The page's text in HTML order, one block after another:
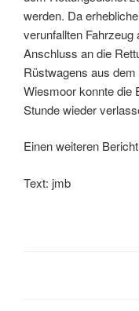
werden. Da
verunfallten
Anschluss an die
Rüstwagens aus
Wiesmoor konnte die
Stunde wieder
Einen weiteren
Text: